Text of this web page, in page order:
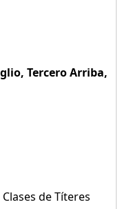
Tercero Arriba,
de Títeres